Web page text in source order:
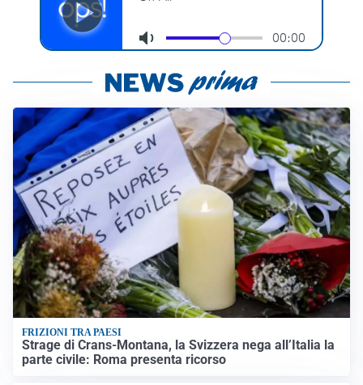
FRIZIONI TRA PAESI
Strage di Crans-Montana, la Svizzera nega all’Italia la
parte civile: Roma presenta ricorso